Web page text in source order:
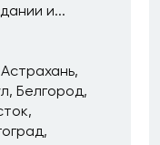
и...
Астрахань
Белгород